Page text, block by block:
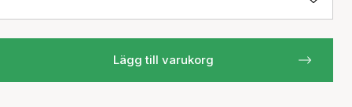
Lägg till varukorg